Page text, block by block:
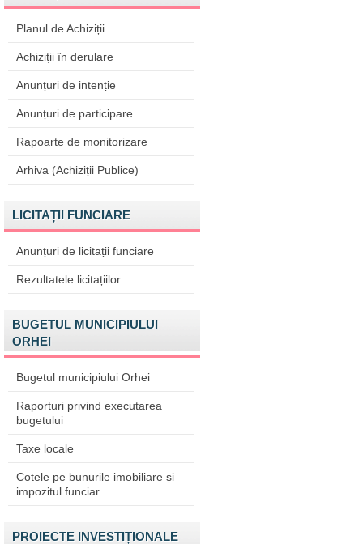
Planul de Achiziții
Achiziții în derulare
Anunțuri de intenție
Anunțuri de participare
Rapoarte de monitorizare
Arhiva (Achiziții Publice)
LICITAȚII FUNCIARE
Anunțuri de licitații funciare
Rezultatele licitațiilor
BUGETUL MUNICIPIULUI
ORHEI
Bugetul municipiului Orhei
Raporturi privind executarea
bugetului
Taxe locale
Cotele pe bunurile imobiliare și
impozitul funciar
PROIECTE INVESTIȚIONALE